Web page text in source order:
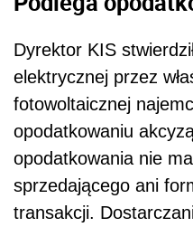
Dyrektor KIS s
elektrycznej przez
fotowoltaicznej
opodatkowaniu
opodatkowania nie
sprzedającego ani
transakcji.